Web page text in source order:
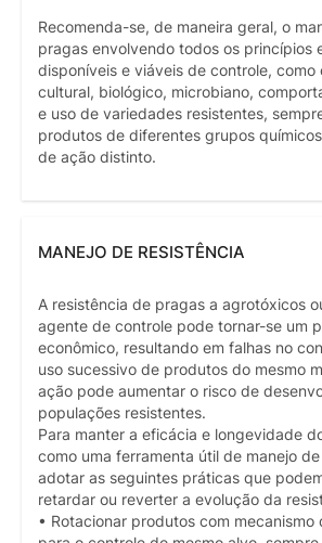
Recomenda-se, de maneira geral, o
pragas envolvendo todos os princípios
disponíveis e viáveis de controle, como
cultural, biológico, microbiano,
e uso de variedades resistentes,
produtos de diferentes grupos
de ação distinto.
MANEJO DE RESISTÊNCIA
A resistência de pragas a agrotóxicos
agente de controle pode tornar-se um
econômico, resultando em falhas no
uso sucessivo de produtos do mesmo
ação pode aumentar o risco de
populações resistentes.
Para manter a eficácia e longevidade
como uma ferramenta útil de manejo
adotar as seguintes práticas que
retardar ou reverter a evolução da
• Rotacionar produtos com mecanismo